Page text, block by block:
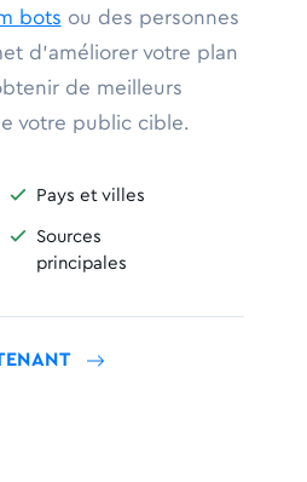
bots ou des personnes
d'améliorer votre plan
de meilleurs
votre public cible.
 Pays et villes

Sources
principales